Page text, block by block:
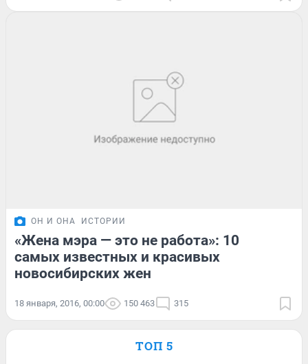
ОН И ОНА ИСТОРИИ
«Жена мэра — это не работа»: 10
самых известных и красивых
новосибирских жен
18 января, 2016, 00:00 150 463 315
ТОП 5